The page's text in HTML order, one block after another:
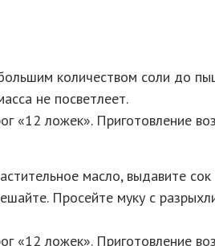
количеством соли до
не посветлеет.
масло, выдавите
Просейте муку с